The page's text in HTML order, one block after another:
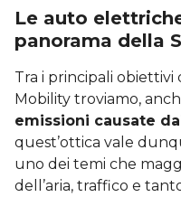
Le auto
panorama della
Tra i principali
Mobility troviamo,
emissioni causate
quest’ottica vale
uno dei temi che
dell’aria, traffico e